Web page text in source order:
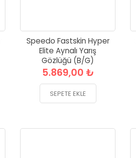
Speedo Fastskin Hyper
Elite Aynalı Yarış
Gözlüğü (B/G)
5.869,00 ₺
SEPETE EKLE